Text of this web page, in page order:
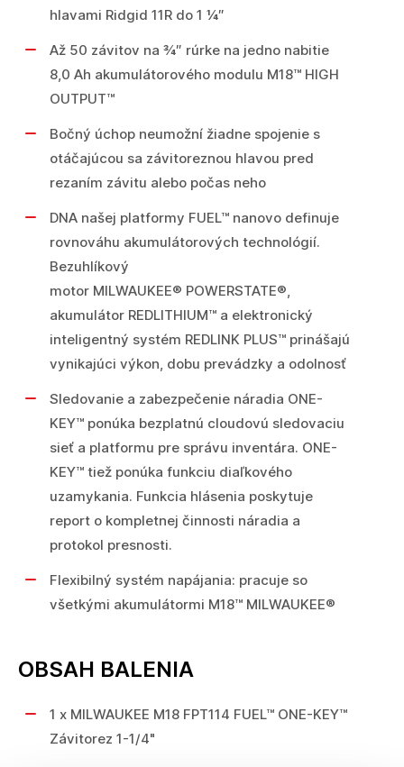
hlavami Ridgid 11R do 1 ¼″
Až 50 závitov na ¾″ rúrke na jedno nabitie
8,0 Ah akumulátorového modulu M18™ HIGH
OUTPUT™
Bočný úchop neumožní žiadne spojenie s
otáčajúcou sa závitoreznou hlavou pred
rezaním závitu alebo počas neho
DNA našej platformy FUEL™ nanovo definuje
rovnováhu akumulátorových technológií.
Bezuhlíkový
motor MILWAUKEE® POWERSTATE®,
akumulátor REDLITHIUM™ a elektronický
inteligentný systém REDLINK PLUS™ prinášajú
vynikajúci výkon, dobu prevádzky a odolnosť
Sledovanie a zabezpečenie náradia ONE-
KEY™ ponúka bezplatnú cloudovú sledovaciu
sieť a platformu pre správu inventára. ONE-
KEY™ tiež ponúka funkciu diaľkového
uzamykania. Funkcia hlásenia poskytuje
report o kompletnej činnosti náradia a
protokol presnosti.
Flexibilný systém napájania: pracuje so
všetkými akumulátormi M18™ MILWAUKEE®
OBSAH BALENIA
1 x MILWAUKEE M18 FPT114 FUEL™ ONE-KEY™
Závitorez 1-1/4"